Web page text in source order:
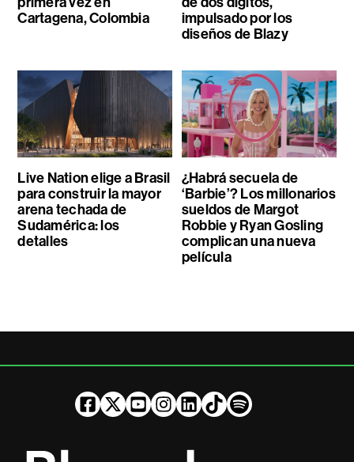
Cartagena, Colombia
impulsado por los
diseños de Blazy
Live Nation elige a Brasil
para construir la mayor
arena techada de
Sudamérica: los
detalles
¿Habrá secuela de
‘Barbie’? Los millonarios
sueldos de Margot
Robbie y Ryan Gosling
complican una nueva
película